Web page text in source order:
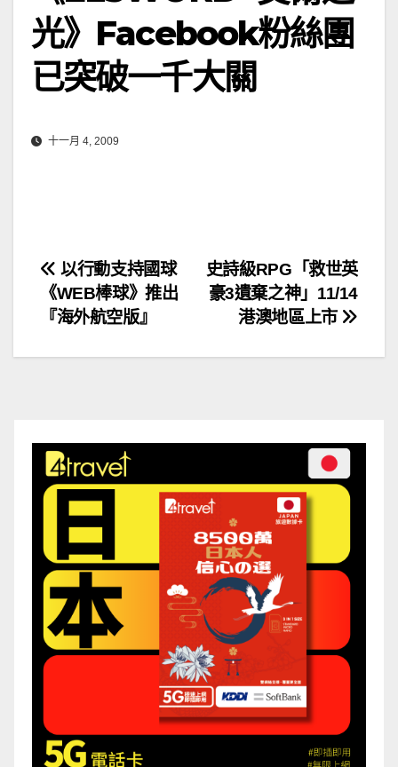
光》Facebook粉絲團
已突破一千大關
十一月 4, 2009
文
章
導
史詩級RPG「救世英
豪3遺棄之神」11/14
港澳地區上市
以行動支持國球
《WEB棒球》推出
『海外航空版』